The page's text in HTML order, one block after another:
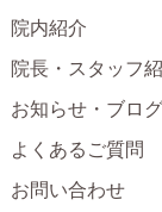
院内紹介
院長・スタッフ
お知らせ・ブログ
よくあるご質問
お問い合わせ